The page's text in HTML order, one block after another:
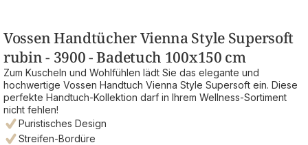
Vossen Handtücher Vienna Style Supersoft
rubin - 3900 - Badetuch 100x150 cm
Zum Kuscheln und Wohlfühlen lädt Sie das elegante und
hochwertige Vossen Handtuch Vienna Style Supersoft ein. Diese
perfekte Handtuch-Kollektion darf in Ihrem Wellness-Sortiment
nicht fehlen!
Puristisches Design
Streifen-Bordüre